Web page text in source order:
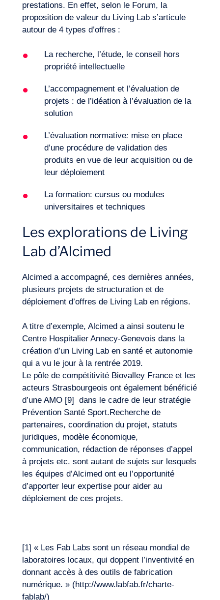
prestations. En effet, selon le Forum, la
proposition de valeur du Living Lab s’articule
autour de 4 types d’offres :
La recherche, l’étude, le conseil hors
propriété intellectuelle
L’accompagnement et l’évaluation de
projets : de l’idéation à l’évaluation de la
solution
L’évaluation normative: mise en place
d’une procédure de validation des
produits en vue de leur acquisition ou de
leur déploiement
La formation: cursus ou modules
universitaires et techniques
Les explorations de Living
Lab d’Alcimed
Alcimed a accompagné, ces dernières années,
plusieurs projets de structuration et de
déploiement d’offres de Living Lab en régions.
A titre d’exemple, Alcimed a ainsi soutenu le
Centre Hospitalier Annecy-Genevois dans la
création d’un Living Lab en santé et autonomie
qui a vu le jour à la rentrée 2019.
Le pôle de compétitivité Biovalley France et les
acteurs Strasbourgeois ont également bénéficié
d’une AMO [9] dans le cadre de leur stratégie
Prévention Santé Sport.Recherche de
partenaires, coordination du projet, statuts
juridiques, modèle économique,
communication, rédaction de réponses d’appel
à projets etc. sont autant de sujets sur lesquels
les équipes d’Alcimed ont eu l’opportunité
d’apporter leur expertise pour aider au
déploiement de ces projets.
[1] « Les Fab Labs sont un réseau mondial de
laboratoires locaux, qui doppent l’inventivité en
donnant accès à des outils de fabrication
numérique. » (http://www.labfab.fr/charte-
fablab/)